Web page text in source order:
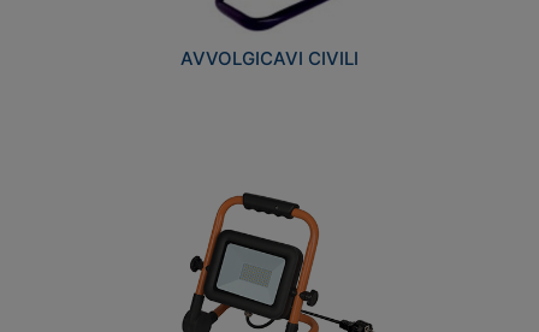
AVVOLGICAVI CIVILI